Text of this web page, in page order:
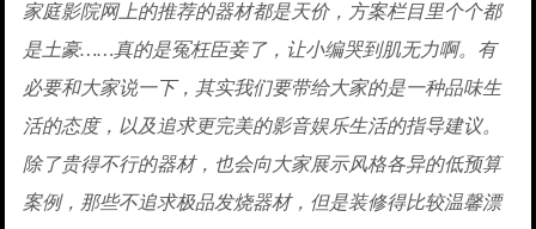
家庭影院网上的推荐的器材都是天价，方案栏目里个个都
是土豪……真的是冤枉臣妾了，让小编哭到肌无力啊。有
必要和大家说一下，其实我们要带给大家的是一种品味生
活的态度，以及追求更完美的影音娱乐生活的指导建议。
除了贵得不行的器材，也会向大家展示风格各异的低预算
案例，那些不追求极品发烧器材，但是装修得比较温馨漂